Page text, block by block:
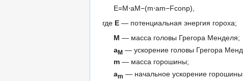
E=M⋅aM−(m⋅am−Fconp),
где Е — потенциальная энергия гороха;
М — масса головы Грегора Менделя;
аМ — ускорение головы Грегора
m — масса горошины;
am — начальное ускорение